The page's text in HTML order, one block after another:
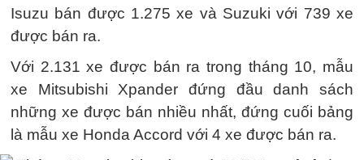
Isuzu bán được 1.275 xe và Suzuki với 739 xe
được bán ra.
Với 2.131 xe được bán ra trong tháng 10, mẫu
xe Mitsubishi Xpander đứng đầu danh sách
những xe được bán nhiều nhất, đứng cuối bảng
là mẫu xe Honda Accord với 4 xe được bán ra.